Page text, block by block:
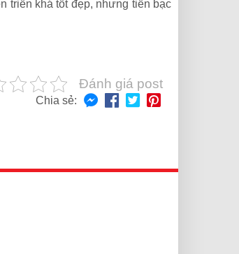
triển khá tốt đẹp, nhưng tiền bạc
Đánh giá post
Chia sẻ: